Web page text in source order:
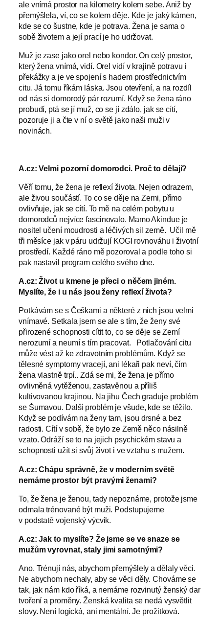
ale vnímá prostor na kilometry kolem sebe. Aniž by
přemýšlela, ví, co se kolem děje. Kde je jaký kámen,
kde se co šustne, kde je potrava. Žena je sama o
sobě životem a její prací je ho udržovat.
Muž je zase jako orel nebo kondor. On celý prostor,
který žena vnímá, vidí. Orel vidí v krajině potravu i
překážky a je ve spojení s hadem prostřednictvím
citu. Já tomu říkám láska. Jsou otevření, a na rozdíl
od nás si domorodý pár rozumí. Když se žena ráno
probudí, ptá se jí muž, co se jí zdálo, jak se cítí,
pozoruje ji a čte v ní o světě jako naši muži v
novinách.
A.cz: Velmi pozorní domorodci. Proč to dělají?
Věří tomu, že žena je reflexí života. Nejen odrazem,
ale živou součástí. To co se děje na Zemi, přímo
ovlivňuje, jak se cítí. To mě na celém pobytu u
domorodců nejvíce fascinovalo. Mamo Akindue je
nositel učení moudrosti a léčivých sil země. Učil mě
tři měsíce jak v páru udržují KOGI rovnováhu i životní
prostředí. Každé ráno mě pozoroval a podle toho si
pak nastavil program celého svého dne.
A.cz: Život u kmene je přeci o něčem jiném.
Myslíte, že i u nás jsou ženy reflexí života?
Potkávám se s Češkami a některé z nich jsou velmi
vnímavé. Setkala jsem se ale s tím, že ženy své
přirozené schopnosti cítit to, co se děje se Zemí
nerozumí a neumí s tím pracovat. Potlačování citu
může vést až ke zdravotním problémům. Když se
tělesné symptomy vracejí, ani lékaři pak neví, čím
žena vlastně trpí.. Zdá se mi, že žena je přímo
ovlivněná vytěženou, zastavěnou a příliš
kultivovanou krajinou. Na jihu Čech graduje problém
se Šumavou. Další problém je všude, kde se těžilo.
Když se podívám na ženy tam, jsou drsné a bez
radosti. Cítí v sobě, že bylo ze Země něco násilně
vzato. Odráží se to na jejich psychickém stavu a
schopnosti užít si svůj život i ve vztahu s mužem.
A.cz: Chápu správně, že v moderním světě
nemáme prostor být pravými ženami?
To, že žena je ženou, tady nepoznáme, protože jsme
odmala trénované být muži. Podstupujeme
v podstatě vojenský výcvik.
A.cz: Jak to myslíte? Že jsme se ve snaze se
mužům vyrovnat, staly jimi samotnými?
Ano. Trénují nás, abychom přemýšlely a dělaly věci.
Ne abychom nechaly, aby se věci děly. Chováme se
tak, jak nám kdo říká, a nemáme rozvinutý ženský dar
tvoření a proměny. Ženská kvalita se nedá vysvětlit
slovy. Není logická, ani mentální. Je prožitková.